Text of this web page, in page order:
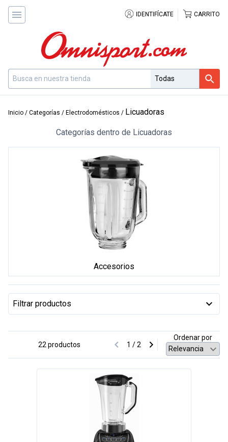
IDENTIFÍCATE CARRITO
Inicio / Categorías / Electrodomésticos / Licuadoras
Categorías dentro de Licuadoras
Accesorios
Filtrar productos
22 productos 1 / 2
Ordenar por